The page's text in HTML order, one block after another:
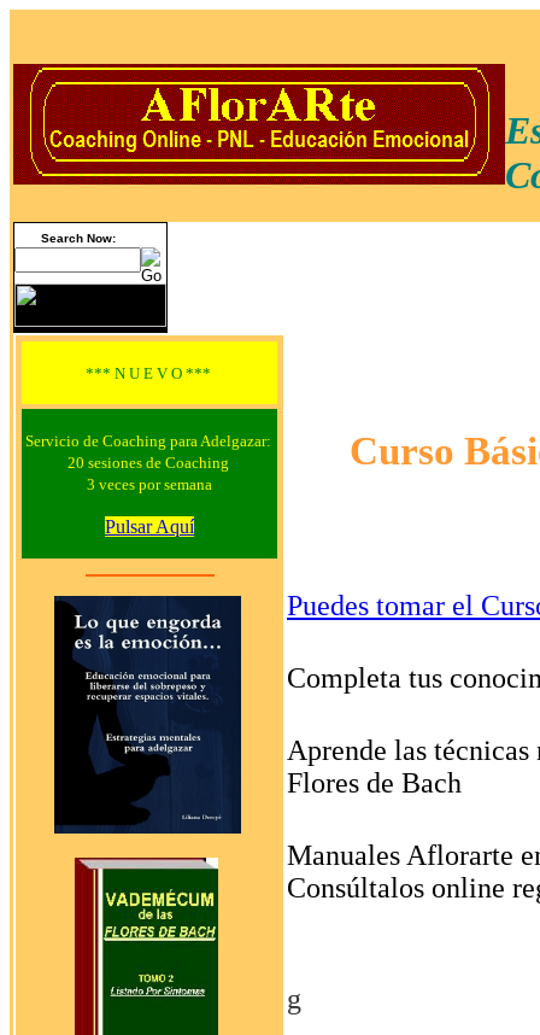
Search Now:
*** N U E V O ***
Servicio de Coaching para Adelgazar:
20 sesiones de Coaching
3 veces por semana
Pulsar Aquí
Curso
Puedes tomar el
Completa tus
Aprende las
Flores de Bach
Manuales Aflorarte
Consúltalos online
g